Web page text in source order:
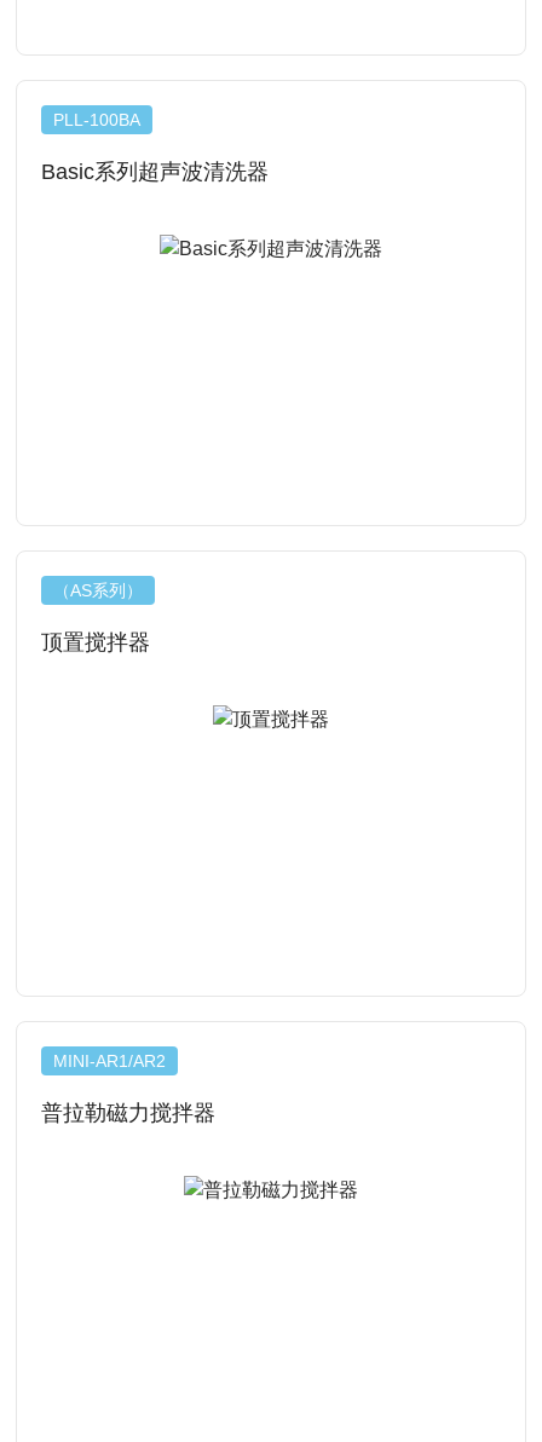
PLL-100BA
Basic系列超声波清洗器
（AS系列）
顶置搅拌器
MINI-AR1/AR2
普拉勒磁力搅拌器